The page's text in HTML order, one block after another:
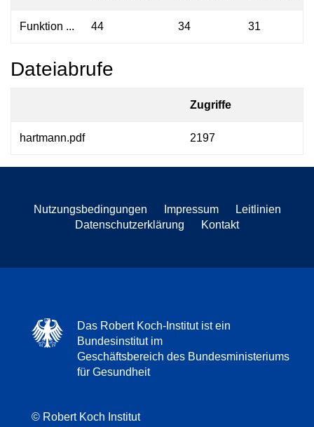
Funktion ... 44 34 31
Dateiabrufe
Zugriffe
hartmann.pdf 2197
Nutzungsbedingungen Impressum
Leitlinien
Datenschutzerklärung
Kontakt
Das Robert Koch-Institut ist ein
Bundesinstitut im
Geschäftsbereich des Bundesministeriums
für Gesundheit
© Robert Koch Institut